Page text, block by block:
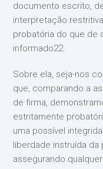
documento escrito,
interpretação
probatória do que de
informado22.
Sobre ela, seja-nos
que, comparando a
de firma,
estritamente
uma possível
liberdade instruída da
assegurando